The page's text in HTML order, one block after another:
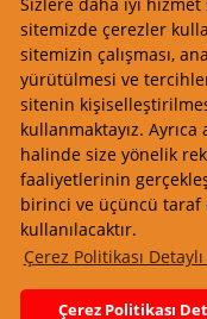
sitemizde çerezler
sitemizin çalışması,
yürütülmesi ve
sitenin
kullanmaktayız. Ayrıca
halinde size yönelik
faaliyetlerinin
birinci ve üçüncü taraf
kullanılacaktır.
Çerez Politikası
Çerez Politikası
Start
Resimler Yazılar ve
Kredi kartı